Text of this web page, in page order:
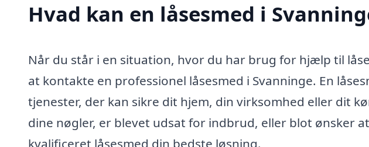
Hvad kan en låsesmed i
Når du står i en situation, hvor du har brug for hjælp til
at kontakte en professionel låsesmed i Svanninge. En
tjenester, der kan sikre dit hjem, din virksomhed eller dit
dine nøgler, er blevet udsat for indbrud, eller blot ønsker
kvalificeret låsesmed din bedste løsning.